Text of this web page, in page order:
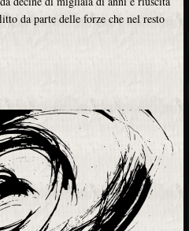
da parte delle forze che nel resto